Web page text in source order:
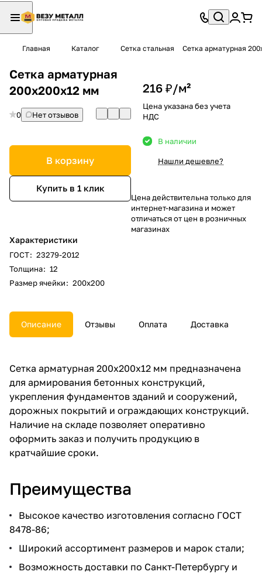
Главная Каталог Сетка стальная Сетка арматурная
Сетка арматурная
200х200х12 мм
0 Нет отзывов
В корзину
Купить в 1 клик
Характеристики
ГОСТ: 23279-2012
Толщина: 12
Размер ячейки: 200х200
216 ₽/м²
Цена указана без учета
НДС
В наличии
Нашли дешевле?
Цена действительна только для
интернет-магазина и может
отличаться от цен в розничных
магазинах
Описание Отзывы Оплата Доставка
Сетка арматурная 200х200х12 мм предназначена
для армирования бетонных конструкций,
укрепления фундаментов зданий и сооружений,
дорожных покрытий и ограждающих конструкций.
Наличие на складе позволяет оперативно
оформить заказ и получить продукцию в
кратчайшие сроки.
Преимущества
Высокое качество изготовления согласно ГОСТ
8478-86;
Широкий ассортимент размеров и марок стали;
Возможность доставки по Санкт-Петербургу и